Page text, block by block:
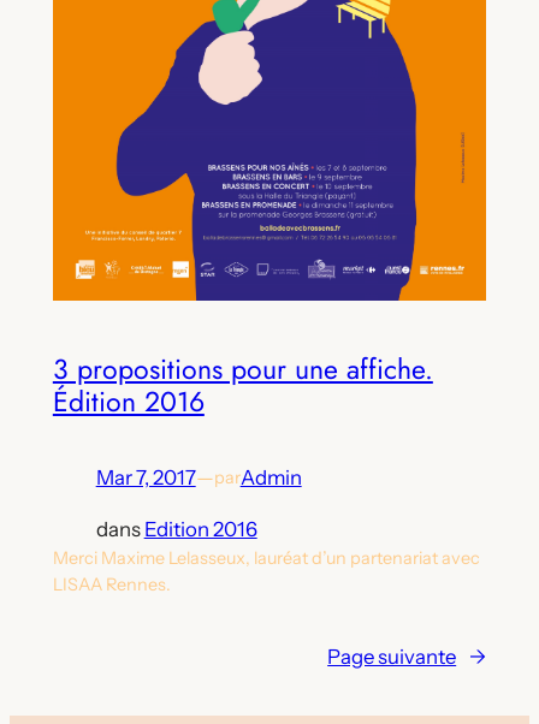
3 propositions pour une affiche.
Édition 2016
Mar 7, 2017—parAdmin
dans Edition 2016
Merci Maxime Lelasseux, lauréat d’un partenariat avec
LISAA Rennes.
Page suivante →